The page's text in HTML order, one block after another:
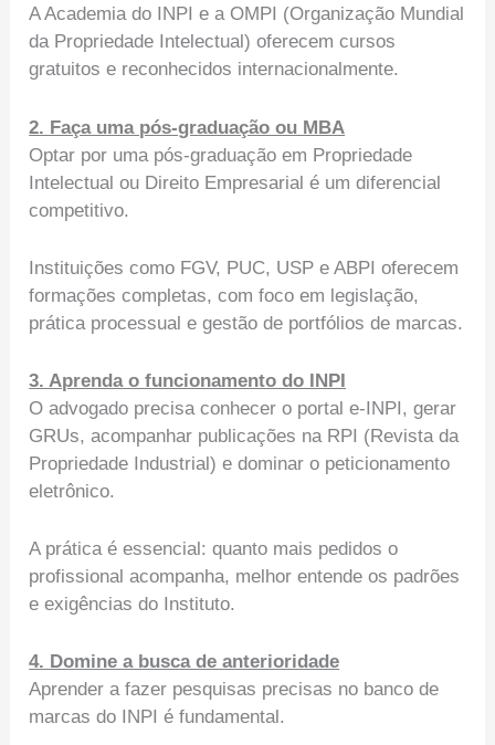
A Academia do INPI e a OMPI (Organização Mundial
da Propriedade Intelectual) oferecem cursos
gratuitos e reconhecidos internacionalmente.
2. Faça uma pós-graduação ou MBA
Optar por uma pós-graduação em Propriedade
Intelectual ou Direito Empresarial é um diferencial
competitivo.
Instituições como FGV, PUC, USP e ABPI oferecem
formações completas, com foco em legislação,
prática processual e gestão de portfólios de marcas.
3. Aprenda o funcionamento do INPI
O advogado precisa conhecer o portal e-INPI, gerar
GRUs, acompanhar publicações na RPI (Revista da
Propriedade Industrial) e dominar o peticionamento
eletrônico.
A prática é essencial: quanto mais pedidos o
profissional acompanha, melhor entende os padrões
e exigências do Instituto.
4. Domine a busca de anterioridade
Aprender a fazer pesquisas precisas no banco de
marcas do INPI é fundamental.